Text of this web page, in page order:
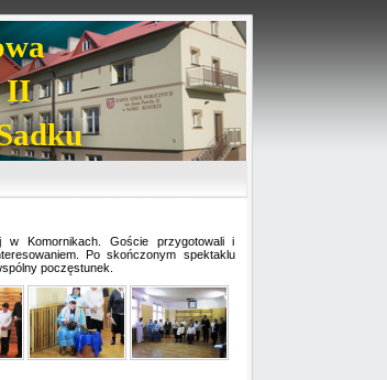
II
w Komornikach. Goście przygotowali i
Po skończonym spektaklu
poczęstunek.